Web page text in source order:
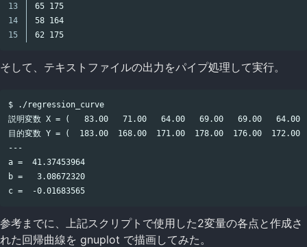
13
14
65 175
58 164
そして、テキストファイルの出力をパイプ処理して実行。
$ ./regression_curve
説明変数 X = (   83.00   71.00   64.00   69.00   69.00
目的変数 Y = (  183.00  168.00  171.00  178.00  176.00
---
a =  41.37453964
b =   3.08672320
参考までに、上記スクリプトで使用した2変量の各点と作成さ
れた回帰曲線を gnuplot で描画してみた。